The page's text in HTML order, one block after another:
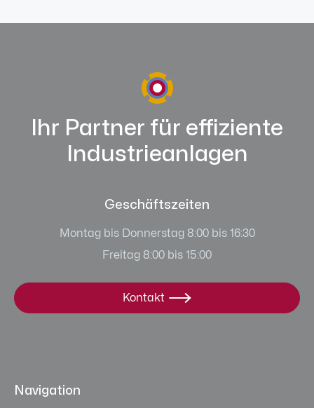
Ihr Partner für effiziente
Industrieanlagen
Geschäftszeiten
Montag bis Donnerstag 8:00 bis 16:30
Freitag 8:00 bis 15:00
Kontakt 
Navigation